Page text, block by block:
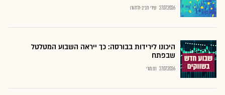
27.07.2026 שירי חביב-ולדהורן
היכונו לירידות בבורסה: כך ייראה השבוע המטלטל
שבפתח
27.07.2026 רם מורי